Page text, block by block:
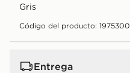
gris
Código del producto:
Entrega